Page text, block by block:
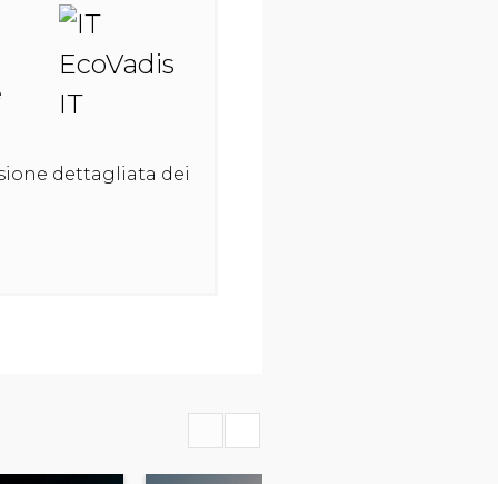
dettagliata dei